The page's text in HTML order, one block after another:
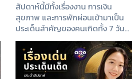
สัปดาห์นี้มีทั้งเรื่องงาน การเงิน
สุขภาพ และการพักผ่อนเข้ามาเป็น
ประเด็นสำคัญของคนเกิดทั้ง 7 วัน
บางคนงานล้นมือ บางคนมีโอกาส
ทางการเงิน ขณะที่บางคนควรหาเวล
ชาร์จพลังให้ตัวเอง ลองเช็กกันว่าเรื่
เด่นประเ...